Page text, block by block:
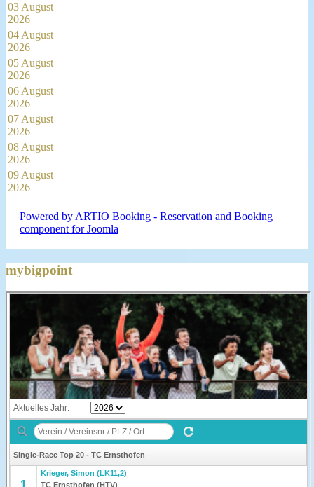
03 August
2026
04 August
2026
05 August
2026
06 August
2026
07 August
2026
08 August
2026
09 August
2026
Powered by ARTIO Booking - Reservation and Booking
component for Joomla
mybigpoint